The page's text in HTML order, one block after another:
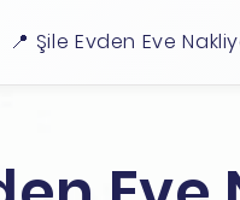
📍 Şile Evden Eve